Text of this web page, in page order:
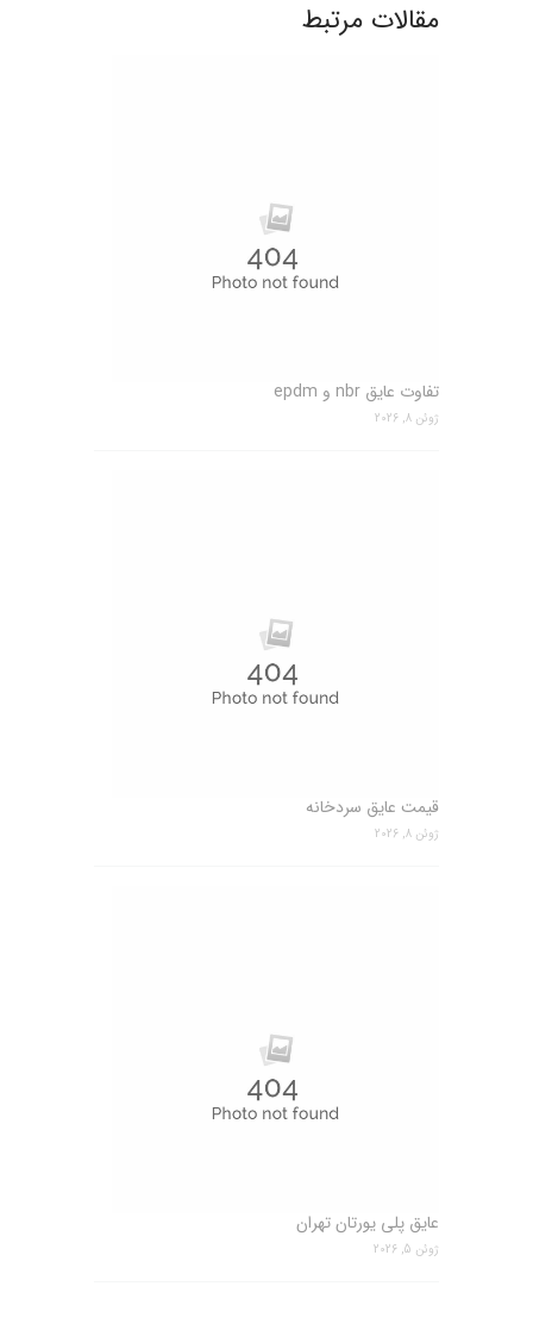
مقالات مرتبط
تفاوت عایق nbr و epdm
ژوئن 8, 2026
قیمت عایق سردخانه
ژوئن 8, 2026
عایق پلی یورتان تهران
ژوئن 5, 2026